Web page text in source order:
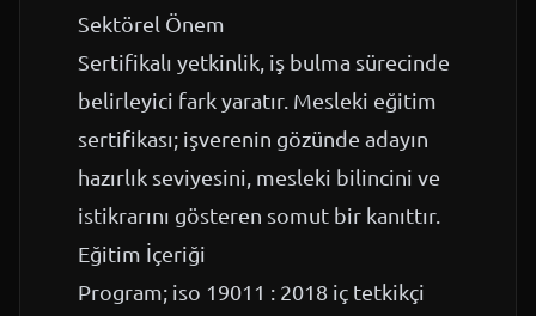
Sektörel Önem
Sertifikalı yetkinlik, iş bulma sürecinde
belirleyici fark yaratır. Mesleki eğitim
sertifikası; işverenin gözünde adayın
hazırlık seviyesini, mesleki bilincini ve
istikrarını gösteren somut bir kanıttır.
Eğitim İçeriği
Program; iso 19011 : 2018 iç tetkikçi